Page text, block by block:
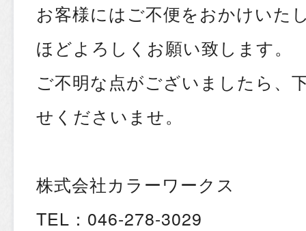
お客様にはご不便をおかけいた
ほどよろしくお願い致します。
ご不明な点がございましたら、
せくださいませ。
株式会社カラーワークス
TEL：046-278-3029